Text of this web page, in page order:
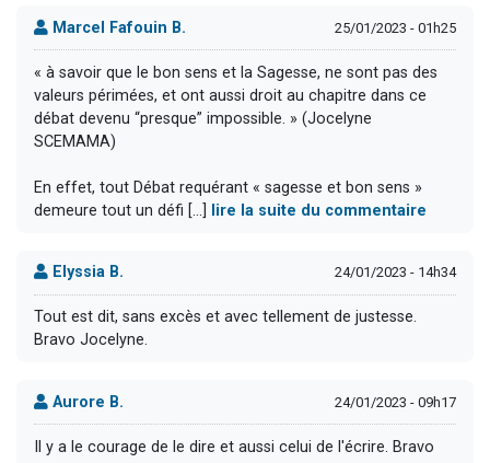
Marcel Fafouin B. 25/01/2023 - 01h25
« à savoir que le bon sens et la Sagesse, ne sont pas des
valeurs périmées, et ont aussi droit au chapitre dans ce
débat devenu “presque” impossible. » (Jocelyne
SCEMAMA)
En effet, tout Débat requérant « sagesse et bon sens »
demeure tout un défi [...]
lire la suite du commentaire
Elyssia B. 24/01/2023 - 14h34
Tout est dit, sans excès et avec tellement de justesse.
Bravo Jocelyne.
Aurore B. 24/01/2023 - 09h17
Il y a le courage de le dire et aussi celui de l'écrire. Bravo